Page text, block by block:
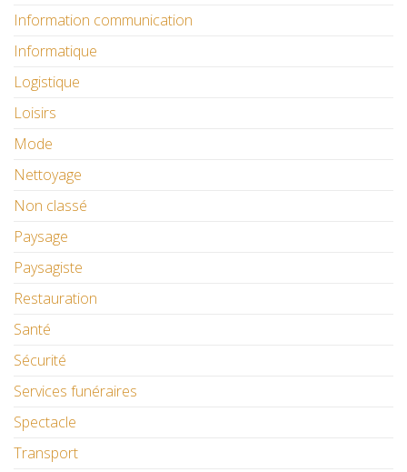
Information communication
Informatique
Logistique
Loisirs
Mode
Nettoyage
Non classé
Paysage
Paysagiste
Restauration
Santé
Sécurité
Services funéraires
Spectacle
Transport